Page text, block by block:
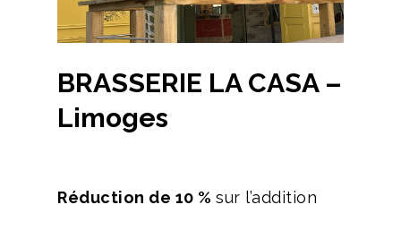
BRASSERIE LA CASA –
Limoges
Réduction de 10 % sur l’addition